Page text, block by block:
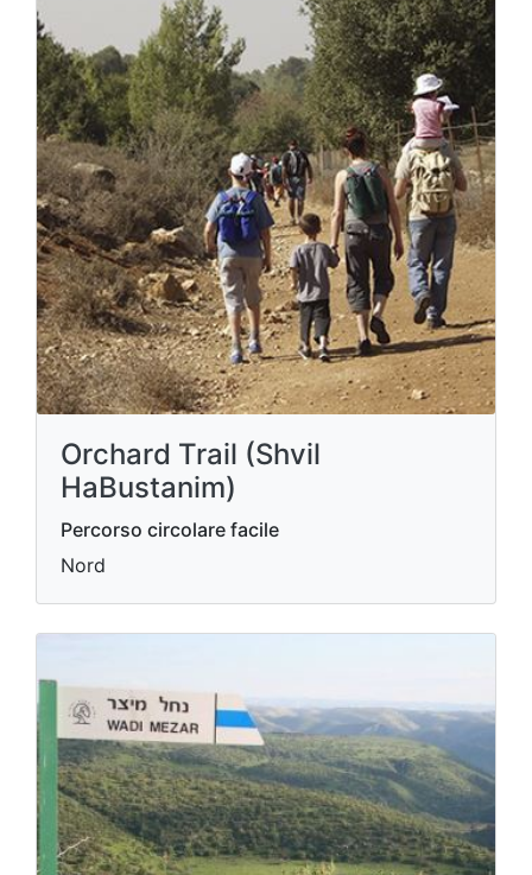
Orchard Trail (Shvil
HaBustanim)
Percorso circolare facile
Nord